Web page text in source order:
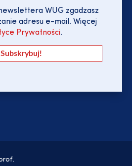
WUG zgadzasz
adresu e-mail. Więcej
Prywatności.